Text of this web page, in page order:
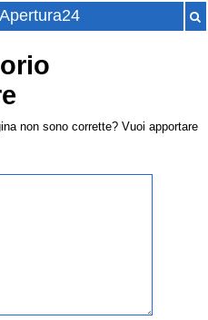
non sono corrette? Vuoi apportare